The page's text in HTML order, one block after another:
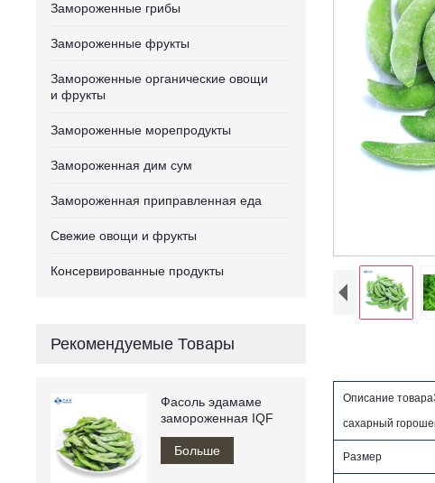
Описание
сахарный
Размер
Замороженные грибы
Замороженные фрукты
Замороженные органические овощи
и фрукты
Замороженные морепродукты
Замороженная дим сум
Замороженная приправленная еда
Свежие овощи и фрукты
Консервированные продукты
Рекомендуемые Товары
Фасоль эдамаме
замороженная IQF
Больше